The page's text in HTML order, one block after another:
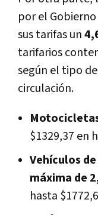
por el
sus tarifas un
tarifarios
según el tipo
circulación.
$1329,37 en
Vehículos
máxima de
hasta